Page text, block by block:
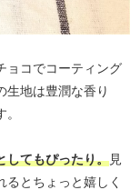
ョコでコーティング
生地は豊潤な香り
してもぴったり。見
とちょっと嬉しく